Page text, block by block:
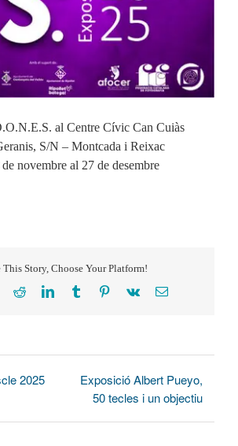
al Centre Cívic Can Cuiàs
S/N – Montcada i Reixac
novembre al 27 de desembre
This Story, Choose Your Platform!
RedditLinkedInTumblrPinterest
Vk
Correo
2025
Exposició Albert Pueyo,
50 tecles i un objectiu